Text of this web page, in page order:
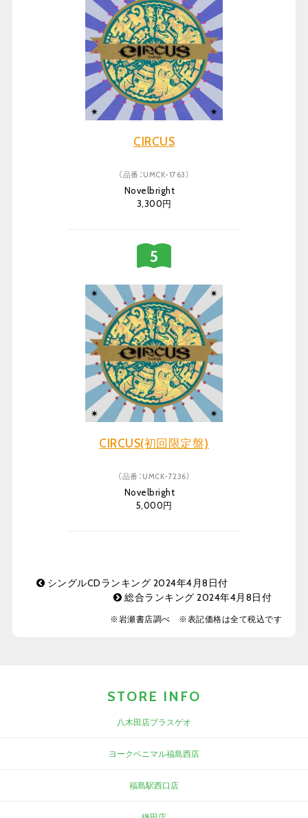
CIRCUS
（品番：UMCK-1763）
Novelbright
3,300円
CIRCUS(初回限定盤)
（品番：UMCK-7236）
Novelbright
5,000円
シングルCDランキング 2024年4月8日付
総合ランキング 2024年4月8日付
※岩瀬書店調べ ※表記価格は全て税込です
STORE INFO
八木田店プラスゲオ
ヨークベニマル福島西店
福島駅西口店